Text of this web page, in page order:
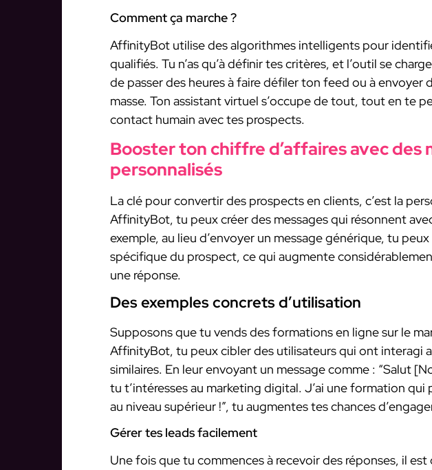
Comment ça marche ?
AffinityBot utilise des algorithmes intelligents pour
qualifiés. Tu n’as qu’à définir tes critères, et l’outil se
de passer des heures à faire défiler ton feed ou à envoyer
masse. Ton assistant virtuel s’occupe de tout, tout en te
contact humain avec tes prospects.
Booster ton chiffre d’affaires avec des
personnalisés
La clé pour convertir des prospects en clients, c’est la
AffinityBot, tu peux créer des messages qui résonnent
exemple, au lieu d’envoyer un message générique, tu
spécifique du prospect, ce qui augmente
une réponse.
Des exemples concrets d’utilisation
Supposons que tu vends des formations en ligne sur le
AffinityBot, tu peux cibler des utilisateurs qui ont interagi
similaires. En leur envoyant un message comme : “Salut
tu t’intéresses au marketing digital. J’ai une formation qui
au niveau supérieur !”, tu augmentes tes chances
Gérer tes leads facilement
Une fois que tu commences à recevoir des réponses, il